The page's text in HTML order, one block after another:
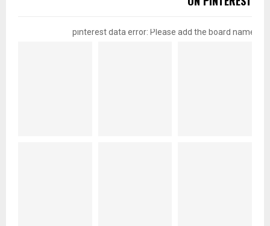
pinterest data error: Please add the board name